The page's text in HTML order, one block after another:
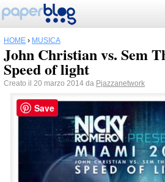
HOME › MUSICA
John Christian vs. Sem
Speed of light
Creato il 20 marzo 2014 da Pjazzanetwork
Save